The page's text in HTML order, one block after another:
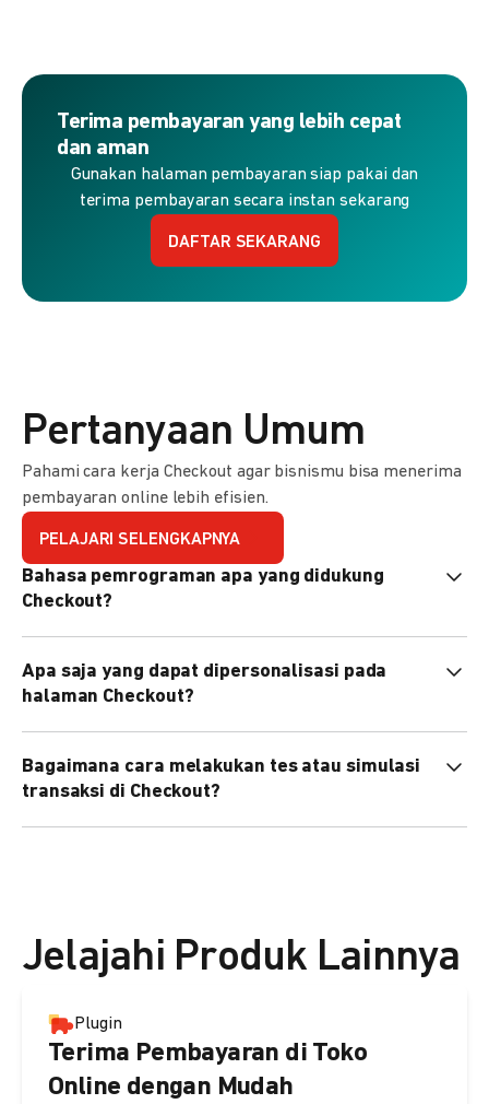
Terima pembayaran yang lebih cepat
dan aman
Gunakan halaman pembayaran siap pakai dan
terima pembayaran secara instan sekarang
DAFTAR SEKARANG
Pertanyaan Umum
Pahami cara kerja Checkout agar bisnismu bisa menerima
pembayaran online lebih efisien.
PELAJARI SELENGKAPNYA
Bahasa pemrograman apa yang didukung
Checkout?
PHP, Node.js, Go, dll).
Apa saja yang dapat dipersonalisasi pada
halaman Checkout?
preferensi bahasa, dan urutan metode pembayaran sesuai
kebutuhan brand Anda.
Bagaimana cara melakukan tes atau simulasi
transaksi di Checkout?
Jelajahi Produk Lainnya
Plugin
Terima Pembayaran di Toko
Online dengan Mudah